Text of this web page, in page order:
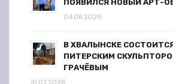
ПОЯВИЛСЯ НОВЫЙ АРТ-
04.08.2026
В ХВАЛЫНСКЕ
ПИТЕРСКИМ
ГРАЧЁВЫМ